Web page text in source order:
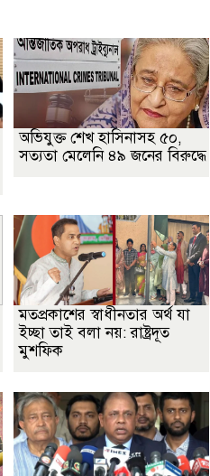
অভিযুক্ত শেখ হাসিনাসহ ৫০,
সত্যতা মেলেনি ৪৯ জনের বিরুদ্ধে
মতপ্রকাশের স্বাধীনতার অর্থ যা
ইচ্ছা তাই বলা নয়: রাষ্ট্রদূত
মুশফিক